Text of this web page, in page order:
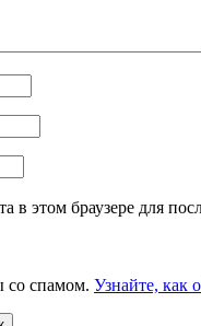
в этом браузере для
со спамом. Узнайте, как